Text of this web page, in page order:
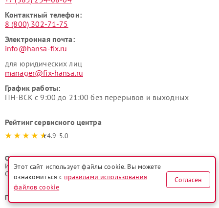
Контактный телефон:
8 (800) 302-71-75
Электронная почта:
info@hansa-fix.ru
для юридических лиц
manager@fix-hansa.ru
График работы:
ПН-ВСК с 9:00 до 21:00 без перерывов и выходных
Рейтинг сервисного центра
4.9-5.0
ООО "Русервис"
ИНН 7702633247
ОГРН 1077746335776
Поделиться в соц. сетях:
Этот сайт использует файлы cookie. Вы можете
ознакомиться с правилами использования
файлов cookie
Согласен